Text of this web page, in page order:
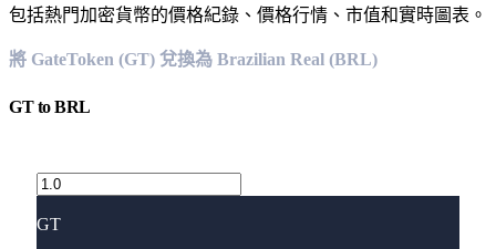
包括熱門加密貨幣的價格紀錄、價格行情、市值和實時圖表。
將 GateToken (GT) 兌換為 Brazilian Real (BRL)
GTtoBRL
GT